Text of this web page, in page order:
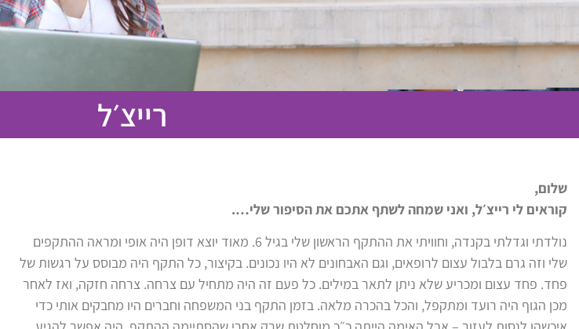
רייצ׳ל
שלום,
קוראים לי רייצ׳ל, ואני שמחה לשתף אתכם את הסיפור שלי….
נולדתי וגדלתי בקנדה, וחוויתי את ההתקף הראשון שלי בגיל 6. מאוד יוצא דופן היה אופי ומראה ההתקפים
שלי וזה גרם בלבול עצום לרופאים, וגם האבחונים לא היו נכונים. בקיצור, כל התקף היה מבוסס על רגשות של
פחד. פחד עצום ומכריע שלא ניתן לתאר במילים. כל פעם זה היה מתחיל עם צרחה. צרחה חזקה, ואז לאחר
מכן הגוף היה רועד ומתקפל, והכל בהכרה מלאה. בזמן התקף בני המשפחה וחברים היו מחבקים אותי כדי